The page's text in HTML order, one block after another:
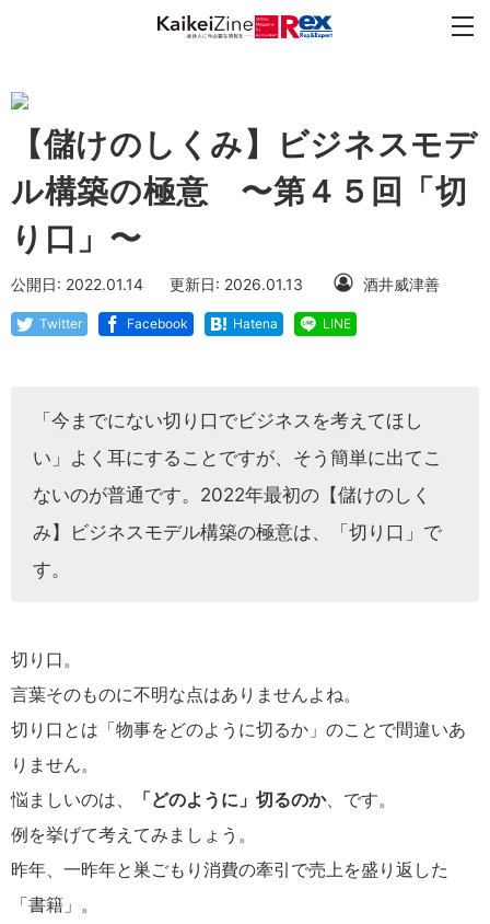
【儲けのしくみ】ビジネスモデ
ル構築の極意 〜第４５回「切
り口」〜
公開日: 2022.01.14 更新日: 2026.01.13 酒井威津善
Twitter Facebook Hatena LINE
「今までにない切り口でビジネスを考えてほし
い」よく耳にすることですが、そう簡単に出てこ
ないのが普通です。2022年最初の【儲けのしく
み】ビジネスモデル構築の極意は、「切り口」で
す。
切り口。
言葉そのものに不明な点はありませんよね。
切り口とは「物事をどのように切るか」のことで間違いあ
りません。
悩ましいのは、
「どのように」切るのか、です。
例を挙げて考えてみましょう。
昨年、一昨年と巣ごもり消費の牽引で売上を盛り返した
「書籍」。